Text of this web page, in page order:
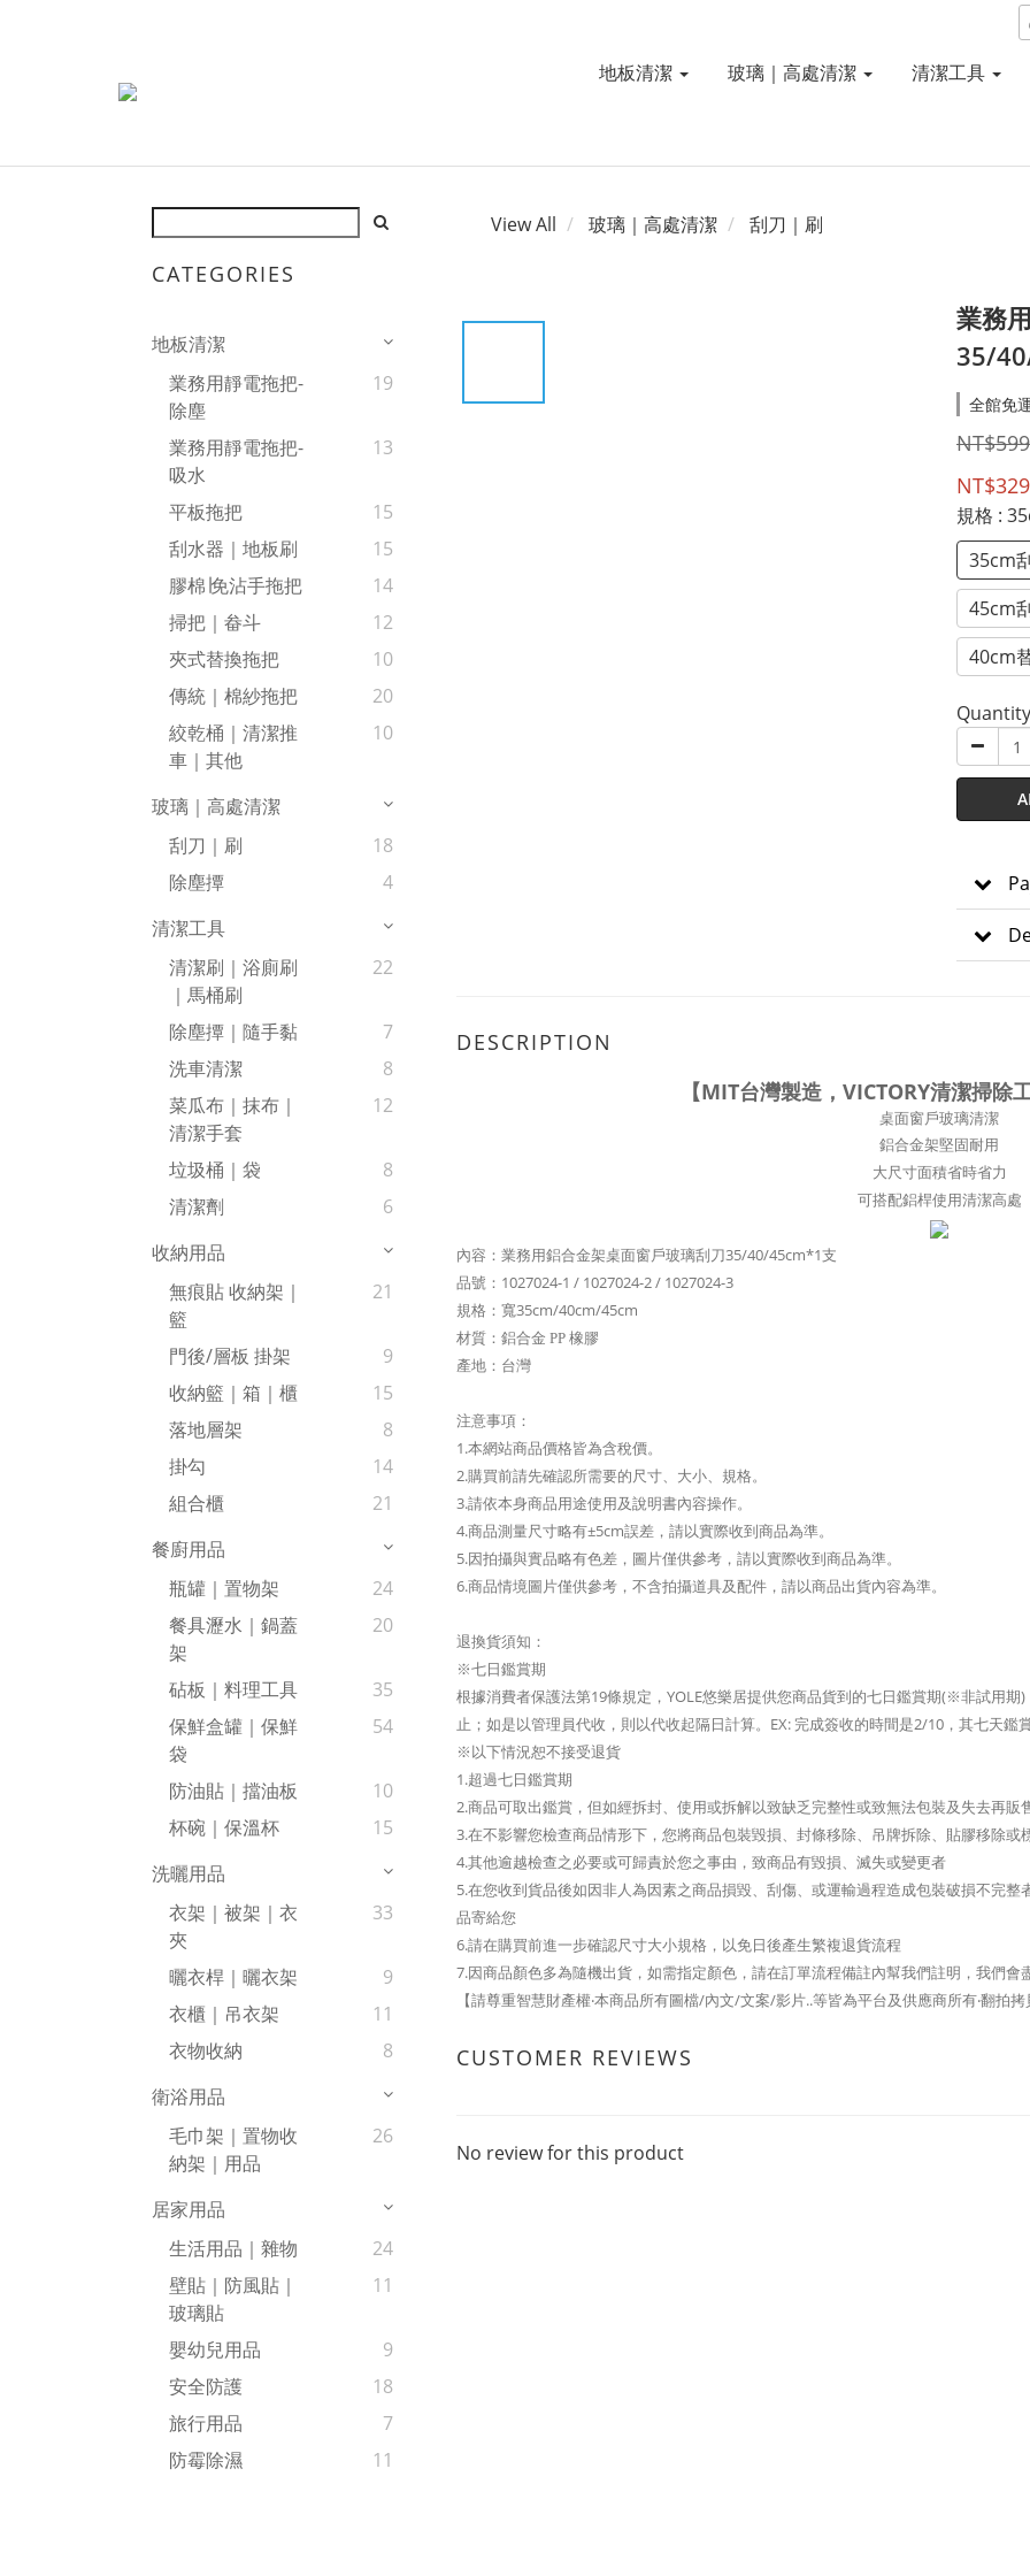
地板清潔 玻璃｜高處清潔 清潔工具
CATEGORIES
地板清潔
業務用靜電拖把-
除塵
19
業務用靜電拖把-
吸水
13
平板拖把
15
刮水器｜地板刷
15
膠棉∣免沾手拖把
14
掃把｜畚斗
12
夾式替換拖把
10
傳統｜棉紗拖把
20
絞乾桶｜清潔推
車｜其他
10
玻璃｜高處清潔
刮刀｜刷
18
除塵撢
4
清潔工具
清潔刷｜浴廁刷
｜馬桶刷
22
除塵撢｜隨手黏
7
洗車清潔
8
菜瓜布｜抹布｜
清潔手套
12
垃圾桶｜袋
8
清潔劑
6
收納用品
無痕貼 收納架｜
籃
21
門後/層板 掛架
9
收納籃｜箱｜櫃
15
落地層架
8
掛勾
14
組合櫃
21
餐廚用品
瓶罐｜置物架
24
餐具瀝水｜鍋蓋
架
20
砧板｜料理工具
35
保鮮盒罐｜保鮮
袋
54
防油貼｜擋油板
10
杯碗｜保溫杯
15
洗曬用品
衣架｜被架｜衣
夾
33
曬衣桿｜曬衣架
9
衣櫃｜吊衣架
11
衣物收納
8
衛浴用品
毛巾架｜置物收
納架｜用品
26
居家用品
生活用品｜雜物
24
壁貼｜防風貼｜
玻璃貼
11
嬰幼兒用品
9
安全防護
18
旅行用品
7
防霉除濕
11
View All 玻璃｜高處清潔 刮刀｜刷
業務
35/
全館免
NT$599
NT$329
規格 :
35cm
45cm
40cm
Quantity
DESCRIPTION
【MIT台灣製造，VICTORY清潔掃除
桌面窗戶玻璃清潔
鋁合金架堅固耐用
大尺寸面積省時省力
可搭配鋁桿使用清潔高處
內容：業務用鋁合金架桌面窗戶玻璃刮刀35/40/45cm*1支
品號： 1027024-1 / 1027024-2 / 1027024-3
規格：寬35cm/40cm/45cm
材質： 鋁合金 PP 橡膠
產地：台灣
注意事項：
1.本網站商品價格皆為含稅價。
2.購買前請先確認所需要的尺寸、大小、規格。
3.請依本身商品用途使用及說明書內容操作。
4.商品測量尺寸略有±5cm誤差，請以實際收到商品為準。
5.因拍攝與實品略有色差，圖片僅供參考，請以實際收到商品為準。
6.商品情境圖片僅供參考，不含拍攝道具及配件，請以商品出貨內容為準。
退換貨須知：
※七日鑑賞期
根據消費者保護法第19條規定，YOLE悠樂居提供您商品貨到的七日鑑賞期(※非試用
止；如是以管理員代收，則以代收起隔日計算。EX: 完成簽收的時間是2/10，其七天鑑
※以下情況恕不接受退貨
1.超過七日鑑賞期
2.商品可取出鑑賞，但如經拆封、使用或拆解以致缺乏完整性或致無法包裝及失去再販
3.在不影響您檢查商品情形下，您將商品包裝毀損、封條移除、吊牌拆除、貼膠移除或
4.其他逾越檢查之必要或可歸責於您之事由，致商品有毀損、滅失或變更者
5.在您收到貨品後如因非人為因素之商品損毀、刮傷、或運輸過程造成包裝破損不完
品寄給您
6.請在購買前進一步確認尺寸大小規格，以免日後產生繁複退貨流程
7.因商品顏色多為隨機出貨，如需指定顏色，請在訂單流程備註內幫我們註明，我們會
【請尊重智慧財產權‧本商品所有圖檔/內文/文案/影片..等皆為平台及供應商所有‧翻拍拷
CUSTOMER REVIEWS
No review for this product